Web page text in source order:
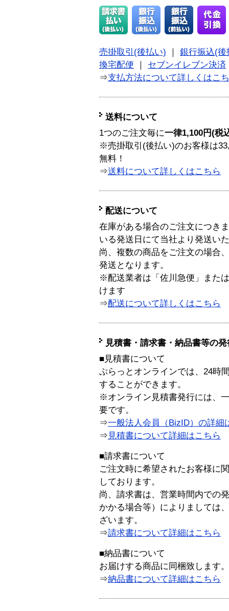
売掛取引(後払い)
銀行振込(後
換宅配便
セブンイレブン決済
⇒支払方法について詳しくはこ
送料について
1つのご注文毎に一律1,100円(税
※売掛取引(後払い)のお客様は
無料！
⇒送料について詳しくはこちら
配送について
在庫がある場合のご注文につき
いる発送日にて当社より発送い
尚、複数の商品をご注文の場合
発送となります。
※配送業者は「佐川急便」また
けます
⇒配送について詳しくはこちら
見積書・請求書・納品書等の
■見積書について
ぷらっとオンラインでは、24時
することができます。
※オンライン見積書発行には、
要です。
⇒一般法人会員（BizID）の詳細
⇒ 見積書について詳細はこちら
■請求書について
ご注文時に希望されたお客様に
しております。
尚、請求書は、営業時間内での
かかる場合等）によりましては
ざいます。
⇒請求書について詳細はこちら
■納品書について
お届けする商品に同梱致します。
⇒納品書について詳細はこちら